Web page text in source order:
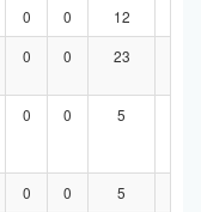
0 0 12
0 0 23
0 0 5
0 0 5